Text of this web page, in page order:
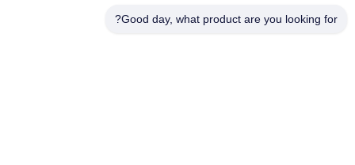
Good day, what product are you looking for?